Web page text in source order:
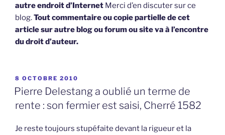
autre endroit d’Internet Merci d’en discuter sur ce
blog.Tout commentaire ou copie partielle de cet
article sur autre blog ou forum ou site va à l’encontre
du droit d’auteur.
PUBLIÉ
LE
8 OCTOBRE 2010
Pierre Delestang a oublié un terme de
rente : son fermier est saisi, Cherré 1582
Je reste toujours stupéfaite devant la rigueur et la